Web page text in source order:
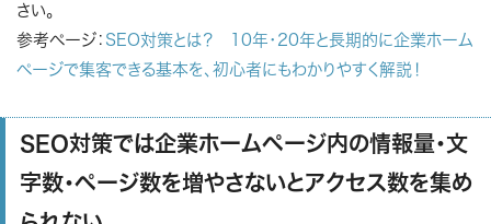
さい。
参考ページ： SEO対策とは？ 10年・20年と長期的に企業ホーム
ページで集客できる基本を、初心者にもわかりやすく解説！
SEO対策では企業ホームページ内の情報量・文
字数・ページ数を増やさないとアクセス数を集め